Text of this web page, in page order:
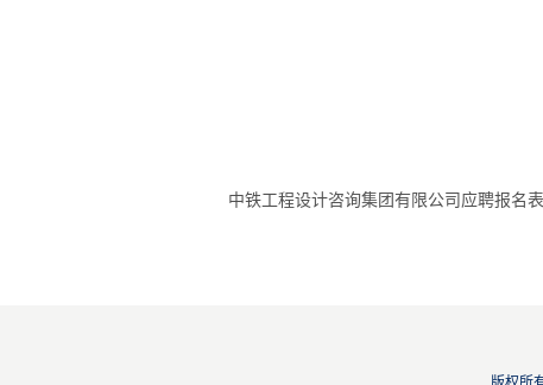
中铁工程设计咨询集团有限公司应聘报名表